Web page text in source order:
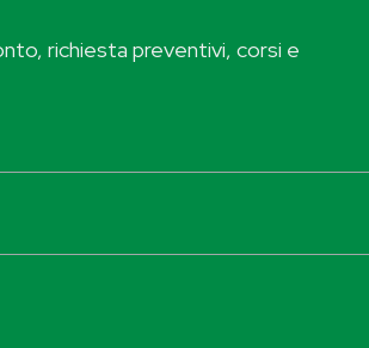
richiesta preventivi, corsi e